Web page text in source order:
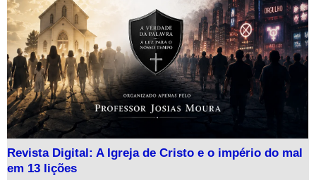
Revista Digital: A Igreja de Cristo e o império do mal
em 13 lições